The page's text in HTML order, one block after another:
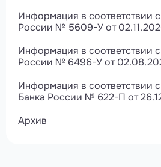
Информация в соответствии
России № 5609-У от
Информация в соответствии
России № 6496-У от
Информация в соответствии
Банка России № 622-П от
Архив